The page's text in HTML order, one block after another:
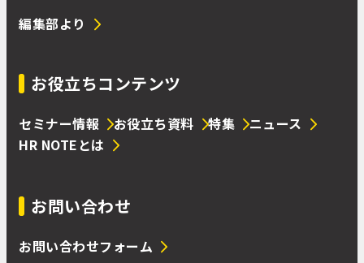
編集部より
お役立ちコンテンツ
セミナー情報 お役立ち資料 特集
ニュース
HR NOTEとは
お問い合わせ
お問い合わせフォーム